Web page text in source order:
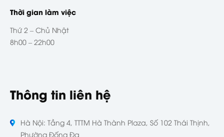
Thời gian làm việc
Thứ 2 – Chủ Nhật
8h00 – 22h00
Thông tin liên hệ
Hà Nội: Tầng 4, TTTM Hà Thành Plaza, Số 102 Thái Thịnh,
Phường Đống Đa